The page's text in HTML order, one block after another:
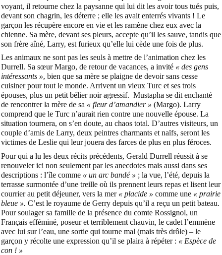
voyant, il retourne chez la paysanne qui lui dit les avoir tous tués puis,
devant son chagrin, les déterre ; elle les avait enterrés vivants ! Le
garçon les récupère encore en vie et les ramène chez eux avec la
chienne. Sa mère, devant ses pleurs, accepte qu’il les sauve, tandis que
son frère aîné, Larry, est furieux qu’elle lui cède une fois de plus.
Les animaux ne sont pas les seuls à mettre de l’animation chez les
Durrell. Sa sœur Margo, de retour de vacances, a invité « des gens
intéressants », bien que sa mère se plaigne de devoir sans cesse
cuisiner pour tout le monde. Arrivent un vieux Turc et ses trois
épouses, plus un petit bélier noir agressif. Mustapha se dit enchanté
de rencontrer la mère de sa « fleur d’amandier » (Margo). Larry
comprend que le Turc n’aurait rien contre une nouvelle épouse. La
situation tournera, on s’en doute, au chaos total. D’autres visiteurs, un
couple d’amis de Larry, deux peintres charmants et naïfs, seront les
victimes de Leslie qui leur jouera des farces de plus en plus féroces.
Pour qui a lu les deux récits précédents, Gerald Durrell réussit à se
renouveler ici non seulement par les anecdotes mais aussi dans ses
descriptions : l’île comme « un arc bandé » ; la vue, l’été, depuis la
terrasse surmontée d’une treille où ils prennent leurs repas et lisent leur
courrier au petit déjeuner, vers la mer « placide » comme une « prairie
bleue ». C’est le royaume de Gerry depuis qu’il a reçu un petit bateau.
Pour soulager sa famille de la présence du comte Rossignol, un
Français efféminé, poseur et terriblement chauvin, le cadet l’emmène
avec lui sur l’eau, une sortie qui tourne mal (mais très drôle) – le
garçon y récolte une expression qu’il se plaira à répéter : « Espèce de
con ! »